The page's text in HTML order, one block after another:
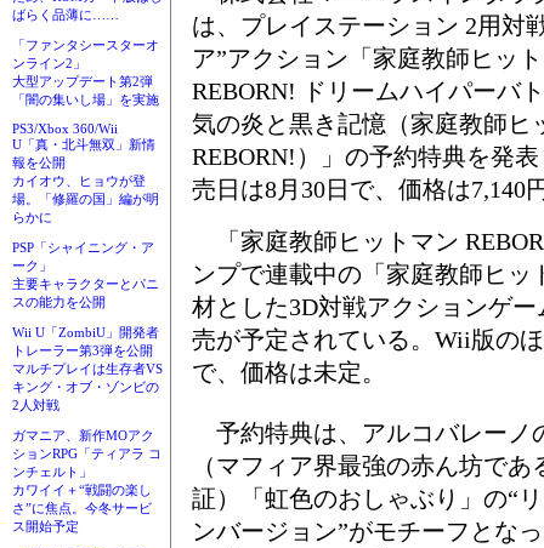
ばらく品薄に……
「ファンタシースターオ
ンライン2」
大型アップデート第2弾
「闇の集いし場」を実施
PS3/Xbox 360/Wii
U「真・北斗無双」新情
報を公開
カイオウ、ヒョウが登
場。「修羅の国」編が明
らかに
PSP「シャイニング・ア
ーク」
主要キャラクターとパニ
スの能力を公開
Wii U「ZombiU」開発者
トレーラー第3弾を公開
マルチプレイは生存者VS
キング・オブ・ゾンビの
2人対戦
ガマニア、新作MOアク
ションRPG「ティアラ コ
ンチェルト」
カワイイ＋“戦闘の楽し
さ”に焦点。今冬サービ
ス開始予定
は、プレイステーション 2用対
ア”アクション「家庭教師ヒッ
REBORN! ドリームハイパーバ
気の炎と黒き記憶（家庭教師ヒ
REBORN!）」の予約特典を発
売日は8月30日で、価格は7,140
「家庭教師ヒットマン
ンプで連載中の「家庭教師ヒッ
材とした3D対戦アクションゲ
売が予定されている。Wii版の
で、価格は未定。
予約特典は、アルコバレーノ
（マフィア界最強の赤ん坊であ
証）「虹色のおしゃぶり」の“
ンバージョン”がモチーフとな